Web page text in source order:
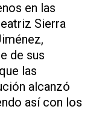
en las
Sierra
de sus
las
alcanzó
así con los